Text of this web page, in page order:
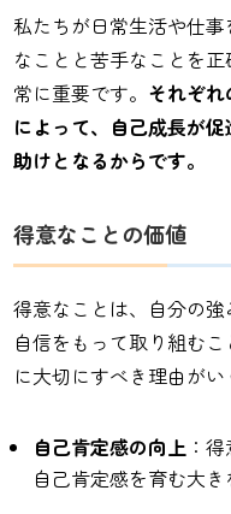
私たちが日常生活や仕
なことと苦手なことを
常に重要です。 それぞ
によって、自己成長が
助けとなるからです。
得意なことの価値
得意なことは、自分の強
自信をもって取り組む
に大切にすべき理由がい
自己肯定感の向上 ：
自己肯定感を育む大き